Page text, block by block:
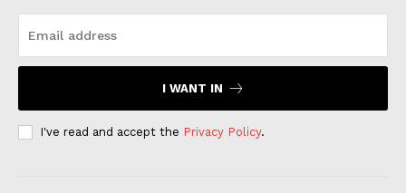
I WANT IN
I've read and accept the Privacy Policy.